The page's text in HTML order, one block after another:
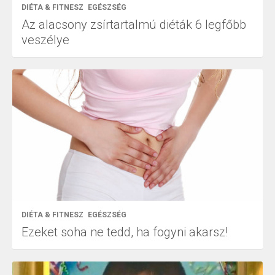
DIÉTA & FITNESZ EGÉSZSÉG
Az alacsony zsírtartalmú diéták 6 legfőbb
veszélye
DIÉTA & FITNESZ EGÉSZSÉG
Ezeket soha ne tedd, ha fogyni akarsz!